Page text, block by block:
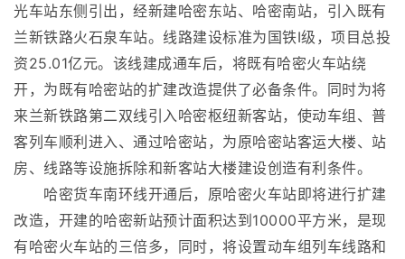
光车站东侧引出，经新建哈密东站、哈密南站，引入既有
兰新铁路火石泉车站。线路建设标准为国铁Ⅰ级，项目总投
资25.01亿元。该线建成通车后，将既有哈密火车站绕
开，为既有哈密站的扩建改造提供了必备条件。同时为将
来兰新铁路第二双线引入哈密枢纽新客站，使动车组、普
客列车顺利进入、通过哈密站，为原哈密站客运大楼、站
房、线路等设施拆除和新客站大楼建设创造有利条件。
哈密货车南环线开通后，原哈密火车站即将进行扩建
改造，开建的哈密新站预计面积达到10000平方米，是现
有哈密火车站的三倍多，同时，将设置动车组列车线路和